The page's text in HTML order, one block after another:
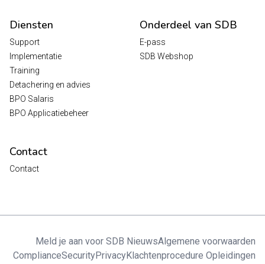
Diensten
Support
Implementatie
Training
Detachering en advies
BPO Salaris
BPO Applicatiebeheer
Onderdeel van SDB
E-pass
SDB Webshop
Contact
Contact
Meld je aan voor SDB NieuwsAlgemene voorwaarden
ComplianceSecurityPrivacyKlachtenprocedure Opleidingen